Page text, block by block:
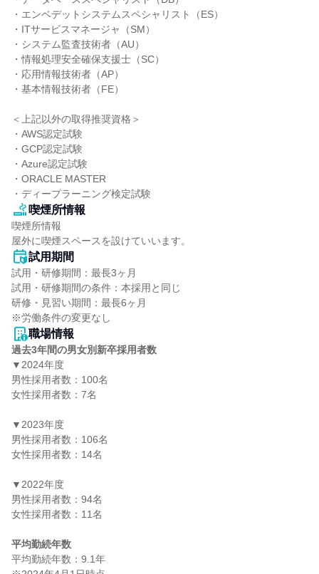
・エンベデットシステムスペシャリスト（ES）
・ITサービスマネージャ（SM）
・システム監査技術者（AU）
・情報処理安全確保支援士（SC）
・応用情報技術者（AP）
・基本情報技術者（FE）
＜上記以外の取得推奨資格＞
・AWS認定試験
・GCP認定試験
・Azure認定試験
・ORACLE MASTER
・ディープラーニング検定試験
喫煙所情報
喫煙所情報
屋外に喫煙スペースを設けていいます。
試用期間
試用・研修期間：最長3ヶ月
試用・研修期間の条件：本採用と同じ
研修・見習い期間：最長6ヶ月
職場情報
過去3年間の男女別新卒採用者数
▼2024年度
男性採用者数：100名
女性採用者数：7名
▼2023年度
男性採用者数：106名
女性採用者数：14名
▼2022年度
男性採用者数：94名
女性採用者数：11名
平均勤続年数
平均勤続年数：9.1年